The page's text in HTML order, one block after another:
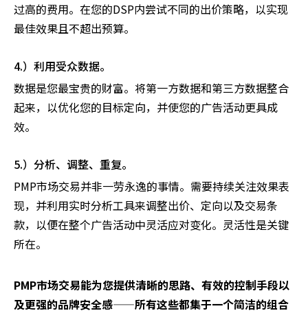
过高的费用。在您的DSP内尝试不同的出价策略，以实现
最佳效果且不超出预算。
4.）利用受众数据。
数据是您最宝贵的财富。将第一方数据和第三方数据整合
起来，以优化您的目标定向，并使您的广告活动更具成
效。
5.）分析、调整、重复。
PMP市场交易并非一劳永逸的事情。需要持续关注效果表
现，并利用实时分析工具来调整出价、定向以及交易条
款，以便在整个广告活动中灵活应对变化。灵活性是关键
所在。
PMP市场交易能为您提供清晰的思路、有效的控制手段以
及更强的品牌安全感——所有这些都集于一个简洁的组合